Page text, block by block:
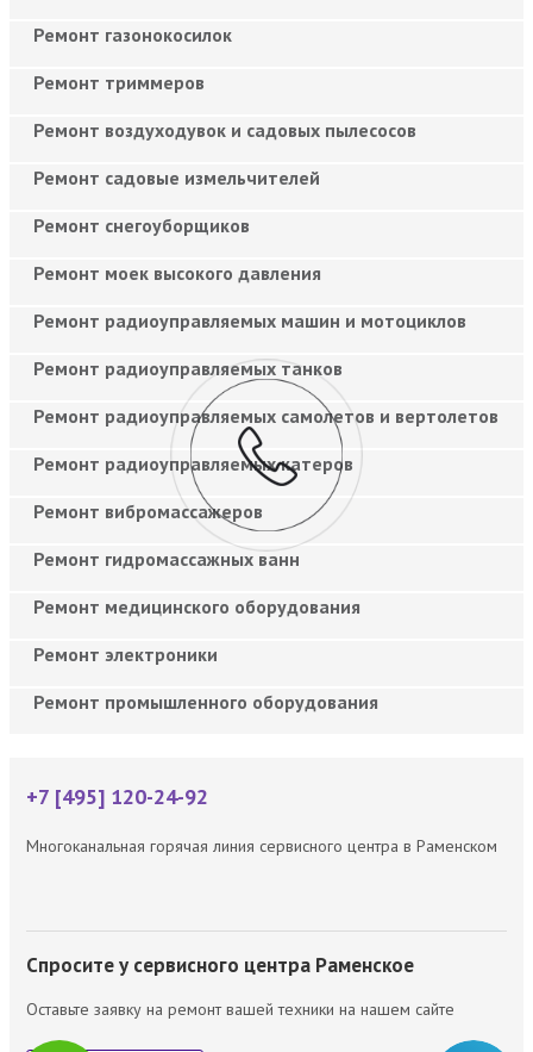
Ремонт газонокосилок
Ремонт триммеров
Ремонт воздуходувок и садовых пылесосов
Ремонт садовые измельчителей
Ремонт снегоуборщиков
Ремонт моек высокого давления
Ремонт радиоуправляемых машин и мотоциклов
Ремонт радиоуправляемых танков
Ремонт радиоуправляемых самолетов и вертолетов
Ремонт радиоуправляемых катеров
Ремонт вибромассажеров
Ремонт гидромассажных ванн
Ремонт медицинского оборудования
Ремонт электроники
Ремонт промышленного оборудования
+7 [495] 120-24-92
Многоканальная горячая линия сервисного центра в Раменском
Спросите у сервисного центра Раменское
Оставьте заявку на ремонт вашей техники на нашем сайте